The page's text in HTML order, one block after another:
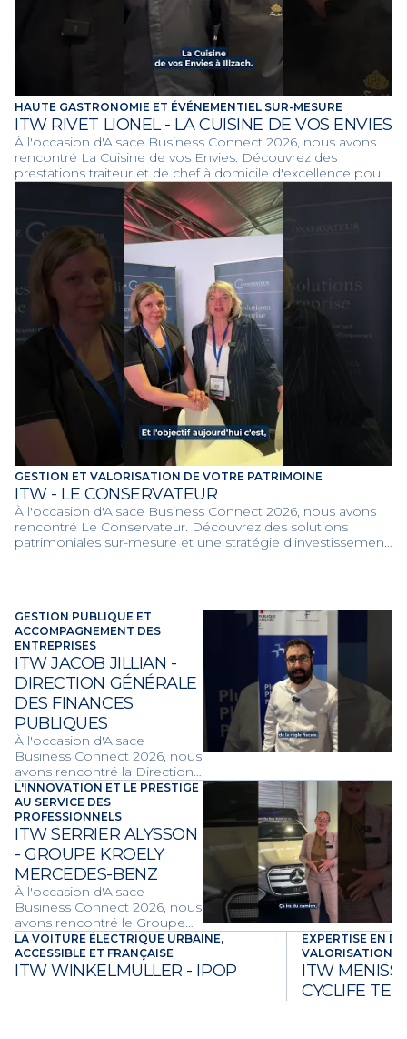
HAUTE GASTRONOMIE ET ÉVÉNEMENTIEL SUR-MESURE
ITW RIVET LIONEL - LA CUISINE DE VOS ENVIES
À l'occasion d'Alsace Business Connect 2026, nous avons
rencontré La Cuisine de vos Envies. Découvrez des
prestations traiteur et de chef à domicile d'excellence pour
sublimer vos événements professionnels et privés en
GESTION ET VALORISATION DE VOTRE PATRIMOINE
ITW - LE CONSERVATEUR
À l'occasion d'Alsace Business Connect 2026, nous avons
rencontré Le Conservateur. Découvrez des solutions
patrimoniales sur-mesure et une stratégie d'investissement
GESTION PUBLIQUE ET
ACCOMPAGNEMENT DES
ENTREPRISES
ITW JACOB JILLIAN -
DIRECTION GÉNÉRALE
DES FINANCES
PUBLIQUES
À l'occasion d'Alsace
Business Connect 2026, nous
avons rencontré la Direction
Générale des Finances
Publiques. Découvrez les
services, les dispositifs de
soutien et le rôle de conseil
de la DGFIP auprès des
entreprises et des
collectivités du territoire.
L'INNOVATION ET LE PRESTIGE
AU SERVICE DES
PROFESSIONNELS
ITW SERRIER ALYSSON
- GROUPE KROELY
MERCEDES-BENZ
À l'occasion d'Alsace
Business Connect 2026, nous
avons rencontré le Groupe
Kroely Mercedes-Benz.
Découvrez la gamme
technologique Mercedes-
LA VOITURE ÉLECTRIQUE URBAINE,
ACCESSIBLE ET FRANÇAISE
ITW WINKELMULLER - IPOP
EXPERTISE EN
VALORISATION
ITW
CYCLIFE